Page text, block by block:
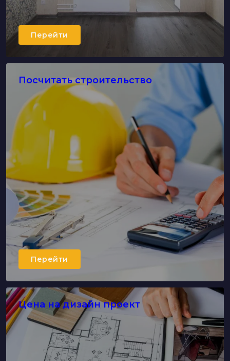
Перейти
Посчитать строительство
Перейти
Цена на дизайн проект